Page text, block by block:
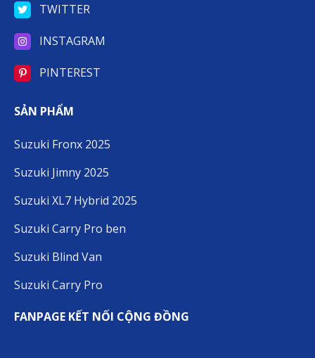
TWITTER
INSTAGRAM
PINTEREST
SẢN PHẨM
Suzuki Fronx 2025
Suzuki Jimny 2025
Suzuki XL7 Hybrid 2025
Suzuki Carry Pro ben
Suzuki Blind Van
Suzuki Carry Pro
FANPAGE KẾT NỐI CỘNG ĐỒNG